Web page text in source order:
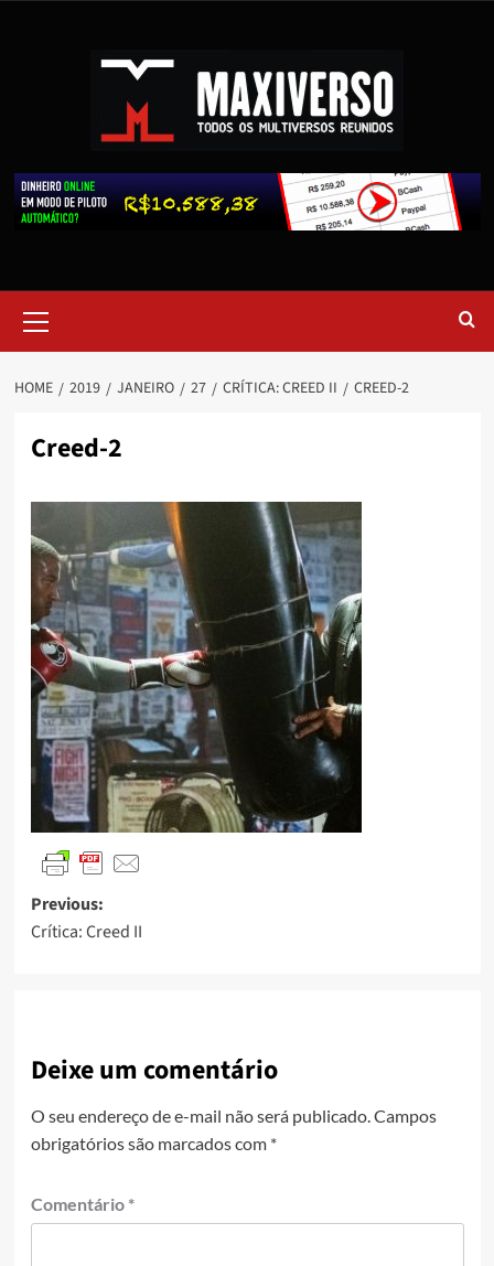
HOME 2019 JANEIRO 27 CRÍTICA: CREED II CREED-2
Creed-2
Previous:
Crítica: Creed II
Deixe um comentário
O seu endereço de e-mail não será publicado. Campos
obrigatórios são marcados com *
Comentário *